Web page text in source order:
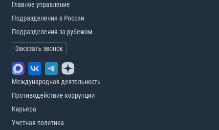
Главное управление
Подразделения в России
Подразделения за рубежом
Заказать звонок
Международная деятельность
Противодействие коррупции
Карьера
Учетная политика